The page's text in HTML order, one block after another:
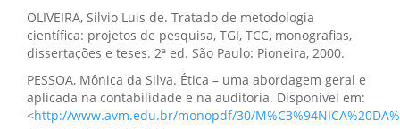
OLIVEIRA, Silvio Luis de. Tratado de metodologia
científica: projetos de pesquisa, TGI, TCC, monografias,
dissertações e teses. 2ª ed. São Paulo: Pioneira, 2000.
PESSOA, Mônica da Silva. Ética – uma abordagem geral e
aplicada na contabilidade e na auditoria. Disponível em:
<http://www.avm.edu.br/monopdf/30/